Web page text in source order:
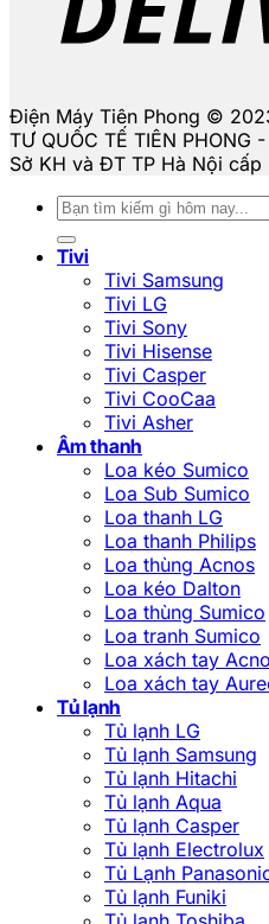
Điện Máy Tiên Phong ©
TƯ QUỐC TẾ TIÊN PHONG
Sở KH và ĐT TP Hà Nội cấp
Tìm
kiếm:
Tivi
Tivi Samsung
Tivi LG
Tivi Sony
Tivi Hisense
Tivi Casper
Tivi CooCaa
Tivi Asher
Âm thanh
Loa kéo Sumico
Loa Sub Sumico
Loa thanh LG
Loa thanh Philips
Loa thùng Acnos
Loa kéo Dalton
Loa thùng Sumico
Loa tranh Sumico
Loa xách tay
Loa xách tay
Tủ lạnh
Tủ lạnh LG
Tủ lạnh Samsung
Tủ lạnh Hitachi
Tủ lạnh Aqua
Tủ lạnh Casper
Tủ lạnh Electrolux
Tủ Lạnh
Tủ lạnh Funiki